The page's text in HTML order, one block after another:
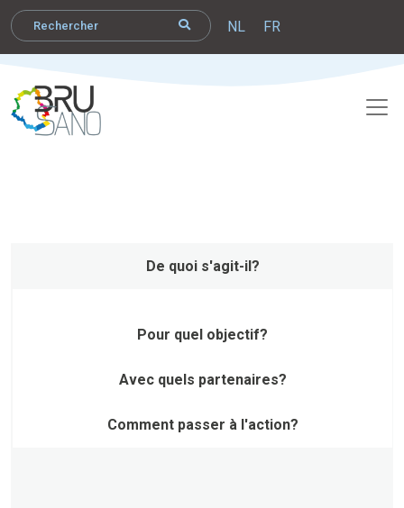
NL FR
De quoi s'agit-il?
Pour quel objectif?
Avec quels partenaires?
Comment passer à l'action?